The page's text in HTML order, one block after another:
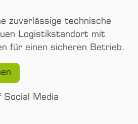
zuverlässige technische
Logistik­standort mit
für einen sicheren Betrieb.
Social Media